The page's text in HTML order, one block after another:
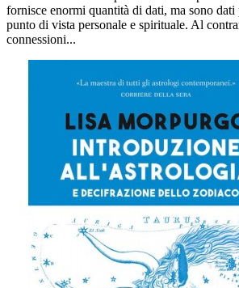
fornisce enormi quantità di dati, ma sono
punto di vista personale e spirituale. Al
connessioni...